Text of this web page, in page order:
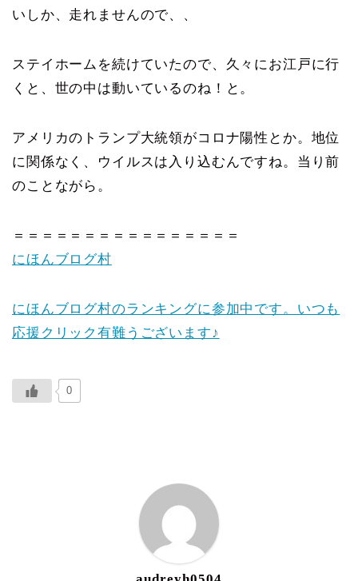
いしか、走れませんので、、
ステイホームを続けていたので、久々にお江戸に行
くと、世の中は動いているのね！と。
アメリカのトランプ大統領がコロナ陽性とか。地位
に関係なく、ウイルスは入り込むんですね。当り前
のことながら。
＝＝＝＝＝＝＝＝＝＝＝＝＝＝＝＝
にほんブログ村
にほんブログ村のランキングに参加中です。いつも
応援クリック有難うございます♪
0